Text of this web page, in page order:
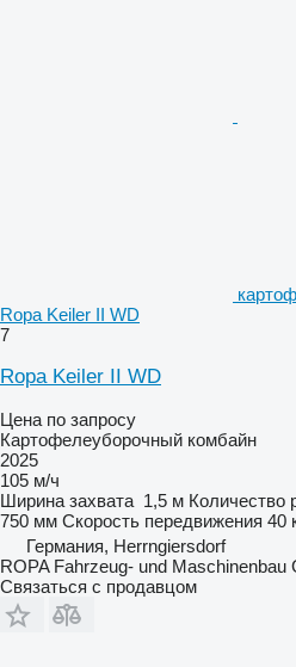
Ropa Keiler II WD
7
Ropa Keiler II WD
Цена по запросу
Картофелеуборочный комбайн
2025
105 м/ч
Ширина захвата 1,5 м Количество
750 мм Скорость передвижения 40
Германия, Herrngiersdorf
ROPA Fahrzeug- und Maschinenbau
Связаться с продавцом